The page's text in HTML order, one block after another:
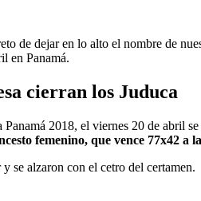
de dejar en lo alto el nombre de
en Panamá.
cierran los Juduca
2018, el viernes 20 de abril
femenino, que vence 77x42 a
se alzaron con el cetro del